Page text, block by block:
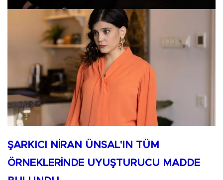
ŞARKICI NİRAN ÜNSAL'IN TÜM
ÖRNEKLERİNDE UYUŞTURUCU MADDE